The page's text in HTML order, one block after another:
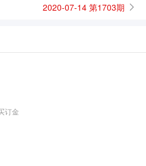
2020-07-14 第1703期
订金